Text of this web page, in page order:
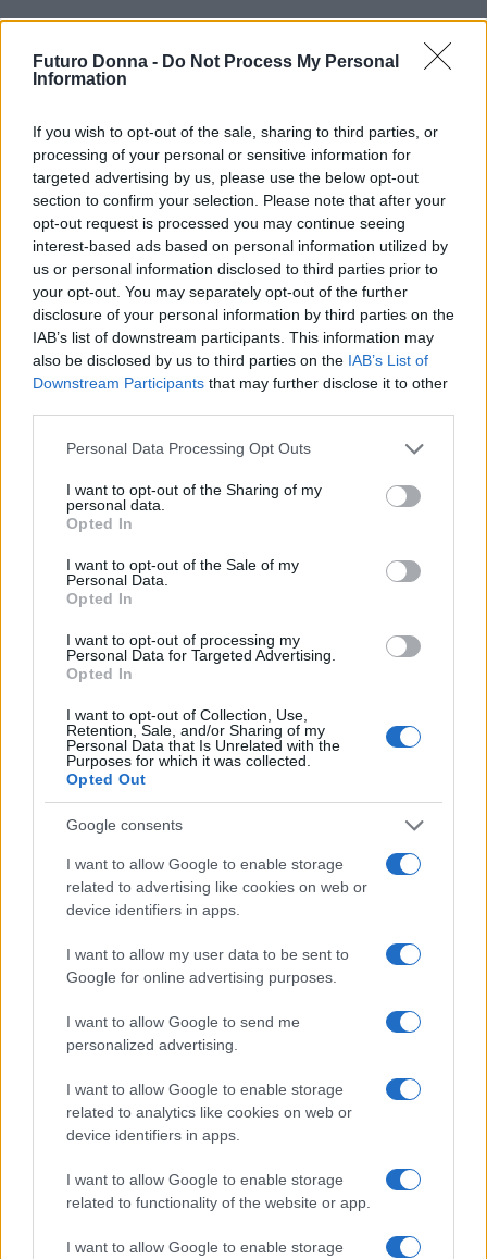
Futuro Donna - Do Not Process My Personal
Information
If you wish to opt-out of the sale, sharing to third parties, or
processing of your personal or sensitive information for
targeted advertising by us, please use the below opt-out
section to confirm your selection. Please note that after your
opt-out request is processed you may continue seeing
interest-based ads based on personal information utilized by
us or personal information disclosed to third parties prior to
your opt-out. You may separately opt-out of the further
disclosure of your personal information by third parties on the
IAB’s list of downstream participants. This information may
also be disclosed by us to third parties on the IAB’s List of
Downstream Participants that may further disclose it to other
Please note that this website/app uses one or more Google
not limited to your visit or usage behaviour. You may click to
grant or deny consent to Google and its third-party tags to
use your data for below specified purposes in below Google
consent section.
Personal Data Processing Opt Outs
I want to opt-out of the Sharing of my
personal data.
Opted In
I want to opt-out of the Sale of my
Personal Data.
Opted In
I want to opt-out of processing my
Personal Data for Targeted Advertising.
Opted In
I want to opt-out of Collection, Use,
Retention, Sale, and/or Sharing of my
Personal Data that Is Unrelated with the
Purposes for which it was collected.
Opted Out
Google consents
I want to allow Google to enable storage
related to advertising like cookies on web or
device identifiers in apps.
I want to allow my user data to be sent to
Google for online advertising purposes.
I want to allow Google to send me
personalized advertising.
I want to allow Google to enable storage
related to analytics like cookies on web or
device identifiers in apps.
I want to allow Google to enable storage
related to functionality of the website or app.
I want to allow Google to enable storage
Infine, non sottovalutare l’importanza della
struttura visivadel tuo curriculum. Deve essere
leggibile, ordinato e sintetico: un massimo di due
pagine è l’ideale. Utilizza font chiari come Arial o
Calibri e assicurati che ci sia un buon spazio tra le
righe. La presentazione accurata del tuo CV parla
di te e delle tue capacità professionali. Sei pronto a
fare un’impressione memorabile?
Staff
Continua a leggere
TEEN NEWS